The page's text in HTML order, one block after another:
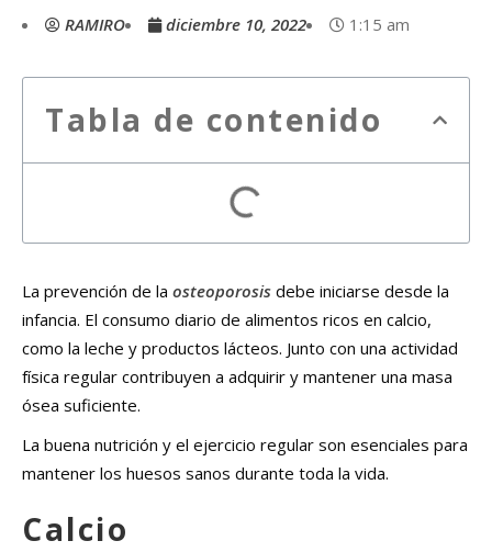
RAMIRO diciembre 10, 2022 1:15 am
Tabla de contenido
La prevención de la osteoporosis debe iniciarse desde la
infancia. El consumo diario de alimentos ricos en calcio,
como la leche y productos lácteos. Junto con una actividad
física regular contribuyen a adquirir y mantener una masa
ósea suficiente.
La buena nutrición y el ejercicio regular son esenciales para
mantener los huesos sanos durante toda la vida.
Calcio